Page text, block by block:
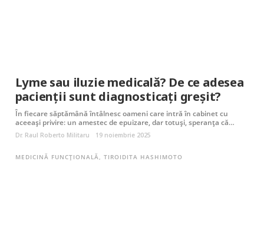
Lyme sau iluzie medicală? De ce adesea
pacienții sunt diagnosticați greșit?
În fiecare săptămână întâlnesc oameni care intră în cabinet cu
aceeași privire: un amestec de epuizare, dar totuși, speranța că…
Dr. Raul Roberto Militaru 19 noiembrie 2025
MEDICINĂ FUNCȚIONALĂ TIROIDITA HASHIMOTO